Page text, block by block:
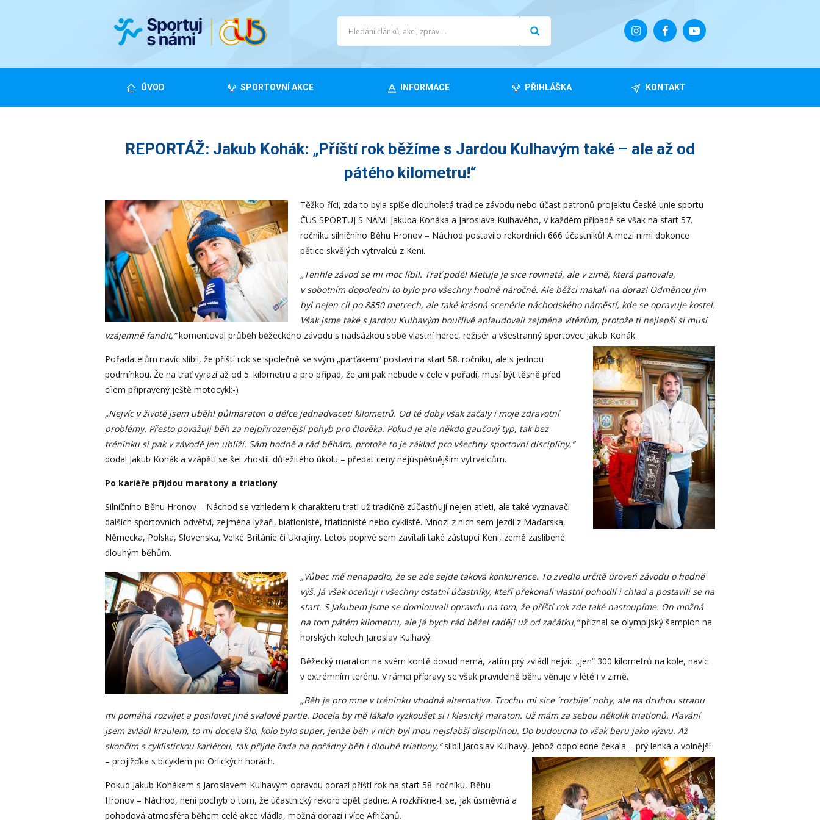
ÚVOD SPORTOVNÍ AKCE INFORMACE PŘIHLÁŠKA KONTAKT
REPORTÁŽ: Jakub Kohák: „Příští rok běžíme s Jardou Kulhavým také – ale až od
pátého kilometru!“
Těžko říci, zda to byla spíše dlouholetá tradice závodu nebo účast patronů projektu České unie sportu
ČUS SPORTUJ S NÁMI Jakuba Koháka a Jaroslava Kulhavého, v každém případě se však na start 57.
ročníku silničního Běhu Hronov – Náchod postavilo rekordních 666 účastníků! A mezi nimi dokonce
pětice skvělých vytrvalců z Keni.
„Tenhle závod se mi moc líbil. Trať podél Metuje je sice rovinatá, ale v zimě, která panovala,
v sobotním dopoledni to bylo pro všechny hodně náročné. Ale běžci makali na doraz! Odměnou jim
byl nejen cíl po 8850 metrech, ale také krásná scenérie náchodského náměstí, kde se opravuje kostel.
Však jsme také s Jardou Kulhavým bouřlivě aplaudovali zejména vítězům, protože ti nejlepší si musí
vzájemně fandit,“komentoval průběh běžeckého závodu s nadsázkou sobě vlastní herec, režisér a všestranný sportovec Jakub Kohák.
Pořadatelům navíc slíbil, že příští rok se společně se svým „parťákem“ postaví na start 58. ročníku, ale s jednou
podmínkou. Že na trať vyrazí až od 5. kilometru a pro případ, že ani pak nebude v čele v pořadí, musí být těsně před
cílem připravený ještě motocykl:-)
„Nejvíc v životě jsem uběhl půlmaraton o délce jednadvaceti kilometrů. Od té doby však začaly i moje zdravotní
problémy. Přesto považuji běh za nejpřirozenější pohyb pro člověka. Pokud je ale někdo gaučový typ, tak bez
tréninku si pak v závodě jen ublíží. Sám hodně a rád běhám, protože to je základ pro všechny sportovní disciplíny,“
dodal Jakub Kohák a vzápětí se šel zhostit důležitého úkolu – předat ceny nejúspěšnějším vytrvalcům.
Po kariéře přijdou maratony a triatlony
Silničního Běhu Hronov – Náchod se vzhledem k charakteru trati už tradičně zúčastňují nejen atleti, ale také vyznavači
dalších sportovních odvětví, zejména lyžaři, biatlonisté, triatlonisté nebo cyklisté. Mnozí z nich sem jezdí z Maďarska,
Německa, Polska, Slovenska, Velké Británie či Ukrajiny. Letos poprvé sem zavítali také zástupci Keni, země zaslíbené
dlouhým běhům.
„Vůbec mě nenapadlo, že se zde sejde taková konkurence. To zvedlo určitě úroveň závodu o hodně
výš. Já však oceňuji i všechny ostatní účastníky, kteří překonali vlastní pohodlí i chlad a postavili se na
start. S Jakubem jsme se domlouvali opravdu na tom, že příští rok zde také nastoupíme. On možná
na tom pátém kilometru, ale já bych rád běžel raději už od začátku,“přiznal se olympijský šampion na
horských kolech Jaroslav Kulhavý.
Běžecký maraton na svém kontě dosud nemá, zatím prý zvládl nejvíc „jen“ 300 kilometrů na kole, navíc
v extrémním terénu. V rámci přípravy se však pravidelně běhu věnuje v létě i v zimě.
„Běh je pro mne v tréninku vhodná alternativa. Trochu mi sice ´rozbije´ nohy, ale na druhou stranu
mi pomáhá rozvíjet a posilovat jiné svalové partie. Docela by mě lákalo vyzkoušet si i klasický maraton. Už mám za sebou několik triatlonů. Plavání
jsem zvládl kraulem, to mi docela šlo, kolo bylo super, jenže běh v nich byl mou nejslabší disciplínou. Do budoucna to však beru jako výzvu. Až
skončím s cyklistickou kariérou, tak přijde řada na pořádný běh i dlouhé triatlony,“slíbil Jaroslav Kulhavý, jehož odpoledne čekala – prý lehká a volnější
– projížďka s bicyklem po Orlických horách.
Pokud Jakub Kohákem s Jaroslavem Kulhavým opravdu dorazí příští rok na start 58. ročníku, Běhu
Hronov – Náchod, není pochyb o tom, že účastnický rekord opět padne. A rozkřikne-li se, jak úsměvná a
pohodová atmosféra během celé akce vládla, možná dorazí i více Afričanů.